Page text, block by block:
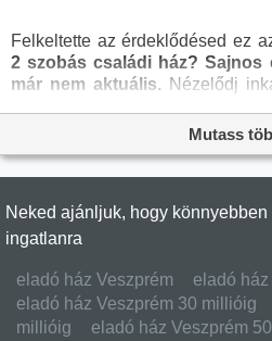
Kilátás:
nincs
Internet:
nincs
nincs
Víz:
nincs
Gáz:
Csatorna:
nincs
Felkeltette az érdeklődésed ez
2 szobás családi ház? Sajnos
már nem aktuális. Nézelődj
oldalra, hátha
Mutass
Neked ajánljuk, hogy
ingatlanra
eladó ház Veszprém
eladó
eladó ház Veszprém 30 millióig
millióig
eladó ház Veszprém